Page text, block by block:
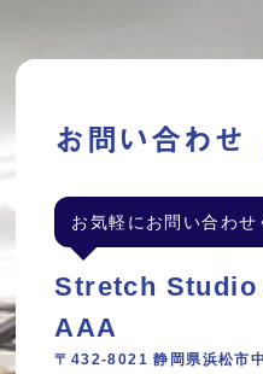
お問い合わせ
お気軽にお問い合わせ
Stretch Studio
AAA
〒432-8021 静岡県浜松市